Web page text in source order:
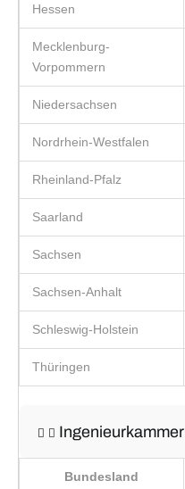
Hessen
Mecklenburg-
Vorpommern
Niedersachsen
Nordrhein-Westfalen
Rheinland-Pfalz
Saarland
Sachsen
Sachsen-Anhalt
Schleswig-Holstein
Thüringen
Ingenieurkammer
Bundesland